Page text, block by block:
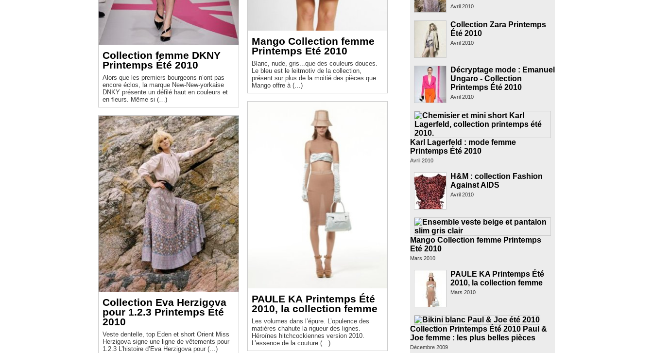
Collection femme DKNY
Printemps Été 2010
Alors que les premiers bourgeons n’ont pas
encore éclos, la marque New-New-yorkaise
DNKY présente un défilé haut en couleurs et
en fleurs. Même si (…)
Collection Eva Herzigova
pour 1.2.3 Printemps Été
2010
Veste dentelle, top Eden et short Orient Miss
Herzigova signe une ligne de vêtements pour
1.2.3 L’histoire d’Eva Herzigova pour (…)
Mango Collection femme
Printemps Eté 2010
Blanc, nude, gris...que des couleurs douces.
Le bleu est le leitmotiv de la collection,
présent sur plus de la moitié des pièces que
Mango offre à (…)
PAULE KA Printemps Été
2010, la collection femme
Les volumes dans l’épure. L’opulence des
matières chahute la rigueur des lignes.
Héroïnes hitchcockiennes version 2010.
L’essence de la couture (…)
Avril 2010
Collection Zara Printemps
Été 2010
Avril 2010
Décryptage mode : Emanuel
Ungaro - Collection
Printemps Été 2010
Avril 2010
Karl Lagerfeld : mode femme
Printemps Été 2010
Avril 2010
H&M : collection Fashion
Against AIDS
Avril 2010
Mango Collection femme Printemps
Eté 2010
Mars 2010
PAULE KA Printemps Été
2010, la collection femme
Mars 2010
Collection Printemps Été 2010 Paul &
Joe femme : les plus belles pièces
Décembre 2009